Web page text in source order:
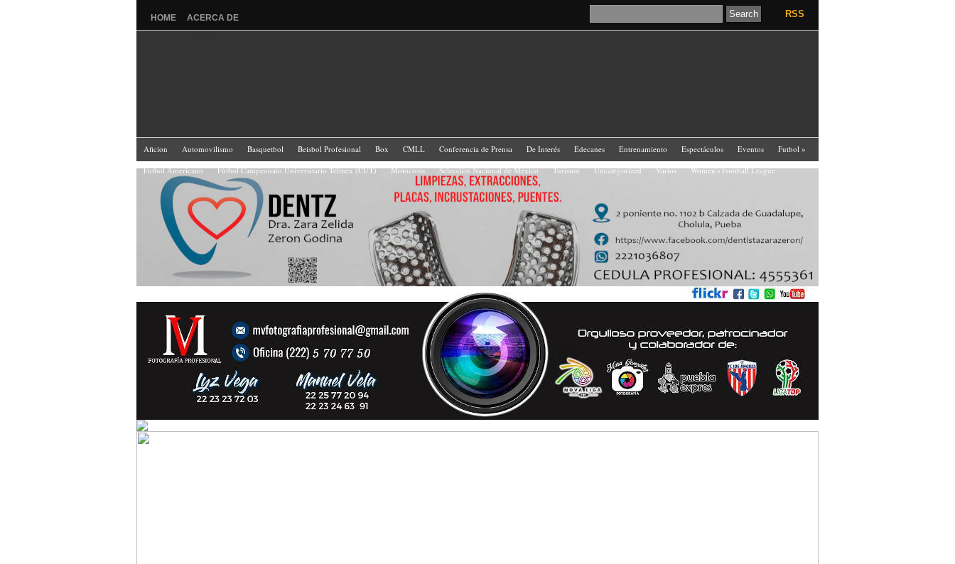
HOME ACERCA DE RSS
Aficion Automovilismo Basquetbol Beisbol Profesional Box CMLL Conferencia de Prensa De Interés Edecanes Entrenamiento Espectáculos Eventos Futbol »
Futbol Americano
Fútbol Campeonato Universitario Telmex (CUT) Motocross Selección Nacional de México Turismo Uncategorized Varios Women's Football League